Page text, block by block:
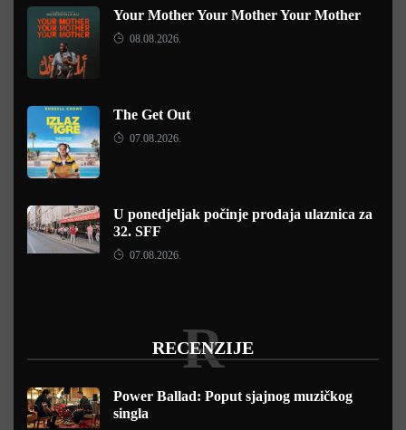
Your Mother Your Mother Your Mother
08.08.2026.
The Get Out
07.08.2026.
U ponedjeljak počinje prodaja ulaznica za
32. SFF
07.08.2026.
RECENZIJE
R
Power Ballad: Poput sjajnog muzičkog
singla